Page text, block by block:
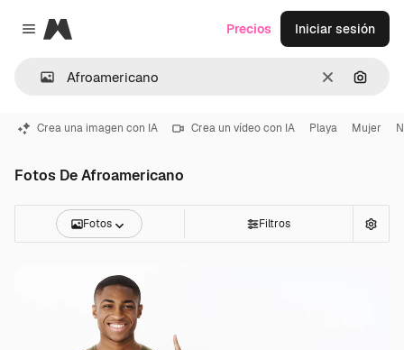
Close menu
Magnific
Borrar
Precios Iniciar sesión
Crea una imagen con IA Crea un vídeo con IA Playa Mujer
Fotos De Afroamericano
Fotos Filtros